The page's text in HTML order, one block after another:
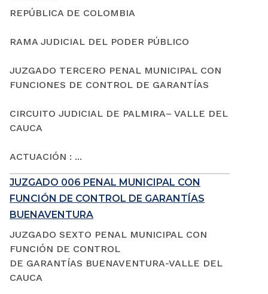
REPÚBLICA DE COLOMBIA
RAMA JUDICIAL DEL PODER PÚBLICO
JUZGADO TERCERO PENAL MUNICIPAL CON
FUNCIONES DE CONTROL DE GARANTÍAS
CIRCUITO JUDICIAL DE PALMIRA– VALLE DEL
CAUCA
ACTUACIÓN : ...
JUZGADO 006 PENAL MUNICIPAL CON
FUNCIÓN DE CONTROL DE GARANTÍAS
BUENAVENTURA
JUZGADO SEXTO PENAL MUNICIPAL CON
FUNCIÓN DE CONTROL
DE GARANTÍAS BUENAVENTURA-VALLE DEL
CAUCA